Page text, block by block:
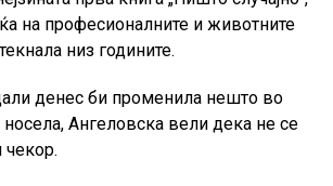
на традиционалните картични
и очекувањата за тоа како ќе
разговара и за трансформацијата на
ера, односно дали
на професионалните и животните
низ годините.
денес би променила нешто во
Ангеловска вели дека не се
чекор.